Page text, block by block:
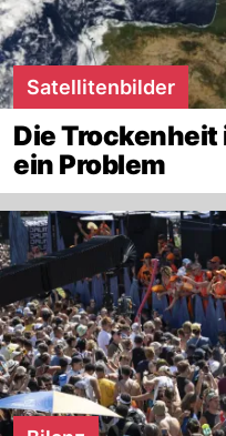
Satellitenbilder
Die Trockenheit
ein Problem